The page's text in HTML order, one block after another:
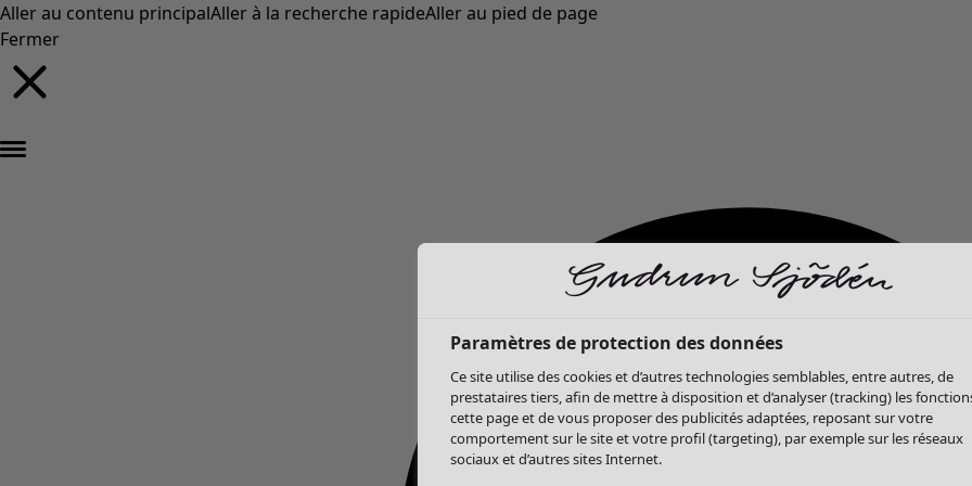
Aller au contenu principalAller à la recherche rapideAller au pied de page
Fermer
Paramètres de protection des données
Ce site utilise des cookies et d’autres technologies semblables, entre autres, de
prestataires tiers, afin de mettre à disposition et d’analyser (tracking) les
cette page et de vous proposer des publicités adaptées, reposant sur votre
comportement sur le site et votre profil (targeting), par exemple sur les réseaux
sociaux et d’autres sites Internet.